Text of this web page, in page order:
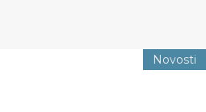
Novosti